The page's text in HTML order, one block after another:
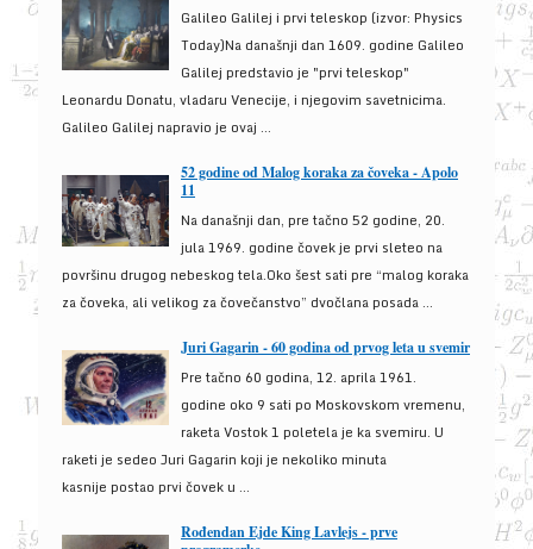
Galileo Galilej i prvi teleskop (izvor: Physics
Today)Na današnji dan 1609. godine Galileo
Galilej predstavio je "prvi teleskop"
Leonardu Donatu, vladaru Venecije, i njegovim savetnicima.
Galileo Galilej napravio je ovaj ...
52 godine od Malog koraka za čoveka - Apolo
11
Na današnji dan, pre tačno 52 godine, 20.
jula 1969. godine čovek je prvi sleteo na
površinu drugog nebeskog tela.Oko šest sati pre “malog koraka
za čoveka, ali velikog za čovečanstvo” dvočlana posada ...
Juri Gagarin - 60 godina od prvog leta u svemir
Pre tačno 60 godina, 12. aprila 1961.
godine oko 9 sati po Moskovskom vremenu,
raketa Vostok 1 poletela je ka svemiru. U
raketi je sedeo Juri Gagarin koji je nekoliko minuta
kasnije postao prvi čovek u ...
Rođendan Ejde King Lavlejs - prve